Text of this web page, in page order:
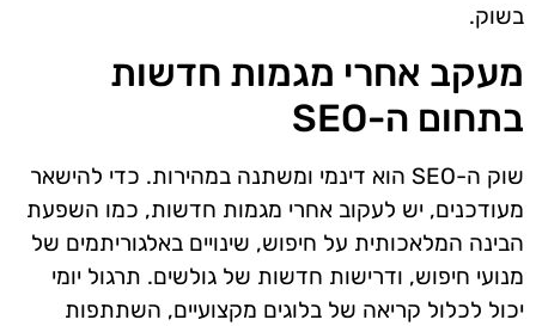
בשוק.
מעקב אחרי מגמות חדשות
בתחום ה-SEO
שוק ה-SEO הוא דינמי ומשתנה במהירות. כדי להישאר
מעודכנים, יש לעקוב אחרי מגמות חדשות, כמו השפעת
הבינה המלאכותית על חיפוש, שינויים באלגוריתמים של
מנועי חיפוש, ודרישות חדשות של גולשים. תרגול יומי
יכול לכלול קריאה של בלוגים מקצועיים, השתתפות